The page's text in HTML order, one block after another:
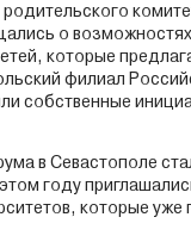
о
которые
филиал
собственные
в Севастополе
году
которые уже